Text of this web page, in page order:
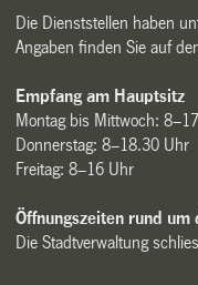
Die Dienststellen haben
Angaben finden Sie auf
Empfang am Hauptsitz
Montag bis Mittwoch:
Donnerstag: 8–18.30 Uhr
Freitag: 8–16 Uhr
Öffnungszeiten rund um
Die Stadtverwaltung